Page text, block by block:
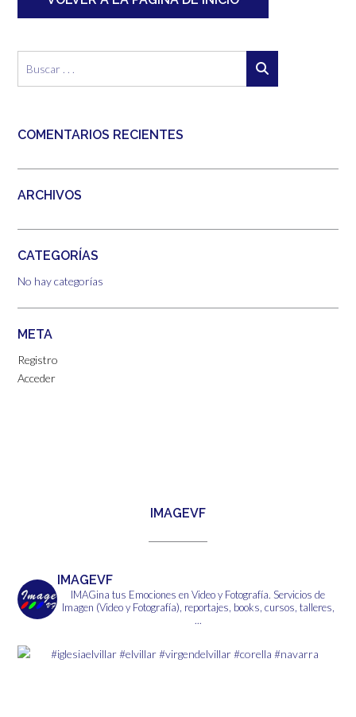
COMENTARIOS RECIENTES
ARCHIVOS
CATEGORÍAS
No hay categorías
META
Registro
Acceder
IMAGEVF
IMAGEVF
IMAGina tus Emociones en Video y Fotografía. Servicios de
Imagen (Video y Fotografía), reportajes, books, cursos, talleres,
...